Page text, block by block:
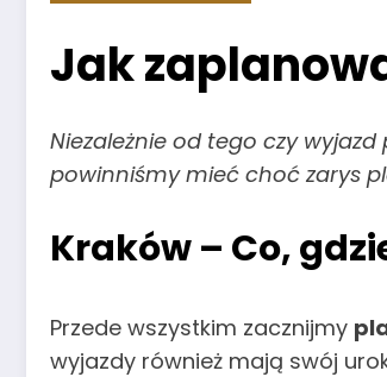
Jak
Niezależnie od tego czy
powinniśmy mieć choć zarys
Kraków – Co,
Przede wszystkim zacznijmy
wyjazdy również mają swój